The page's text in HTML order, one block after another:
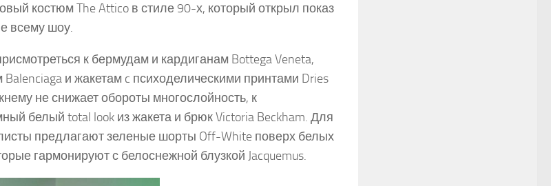
костюм The Attico в стиле 90-х, который открыл показ
всему шоу.
к бермудам и кардиганам Bottega Veneta,
и жакетам c психоделическими принтами Dries
не снижает обороты многослойность, к
белый total look из жакета и брюк Victoria Beckham. Для
предлагают зеленые шорты Off-White поверх белых
гармонируют с белоснежной блузкой Jacquemus.